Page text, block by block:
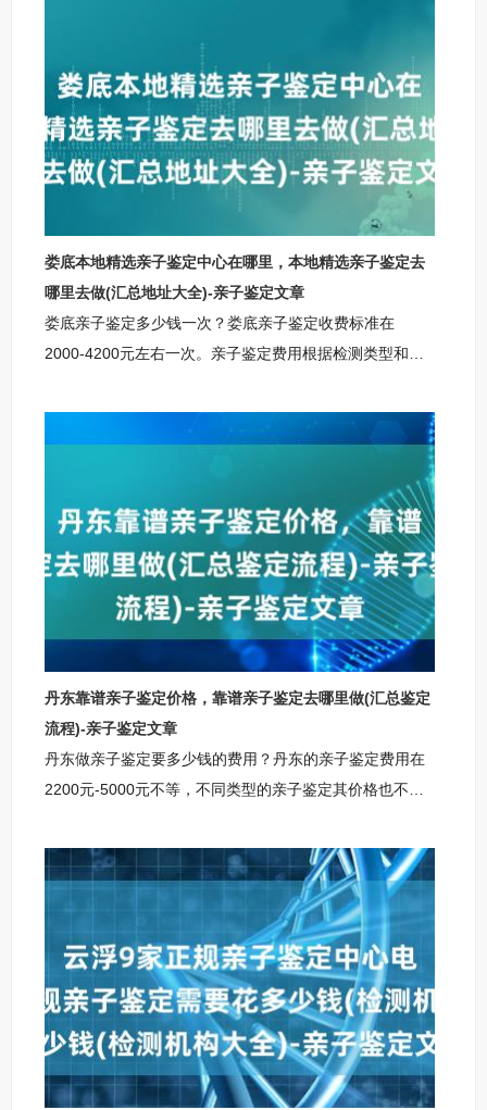
护个人隐私和权益，确保亲子鉴定过程的公正性和合法
性。通过遵循这些约束条件，我们可以为用户提供准确、
可靠的丽水亲子鉴定服务，帮助他们解决相关问题。丽水
柚子基因正规亲子鉴定咨询中心丽水柚子基因亲子鉴定咨
娄底本地精选亲子鉴定中心在哪里，本地精选亲子鉴定去
哪里去做(汇总地址大全)-亲子鉴定文章
娄底亲子鉴定多少钱一次？娄底亲子鉴定收费标准在
2000-4200元左右一次。亲子鉴定费用根据检测类型和服
适合家庭内部了解亲子关系；司法鉴定费用在3000-3200
元左右，适用于法律诉讼或户籍办理等正式场合；无创胎
保孕期检测安全。此外，特殊样本（如烟蒂、口香糖等）
或加急服务可能产生额外费用。选择正规鉴定机构时，需
确认其是否具备CMA/CNAS资质，以确保检测结果的准确
性和费用的透明
丹东靠谱亲子鉴定价格，靠谱亲子鉴定去哪里做(汇总鉴定
流程)-亲子鉴定文章
丹东做亲子鉴定要多少钱的费用？丹东的亲子鉴定费用在
2200元-5000元不等，不同类型的亲子鉴定其价格也不一
因此，对于亲子鉴定的价格还需要联系自身需求以及当地
机构的标准来，以下是小编整理的亲子鉴定收费标准供参
考。丹东柚子基因正规亲子鉴定机构丹东柚子基因亲子鉴
定咨询中心，地址：丹东市天顶街道尖山大厦903室丹东
亲子鉴定咨询中心咨询范围：上户口亲子鉴定，个人亲子
鉴定，司法亲子鉴定，移民亲子鉴定，入户亲子鉴定中考
亲子鉴定，高考亲子鉴定，隐私亲子鉴定，